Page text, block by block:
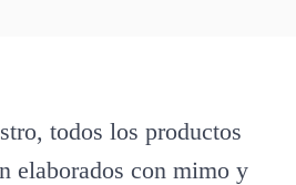
todos los productos
elaborados con mimo y